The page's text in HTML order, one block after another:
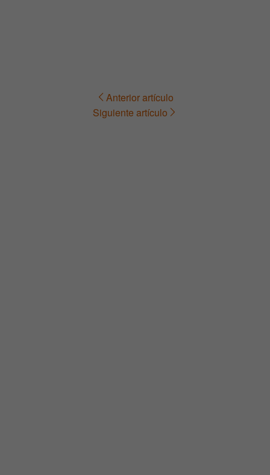
Navegación Anterior artículo
Siguiente artículo